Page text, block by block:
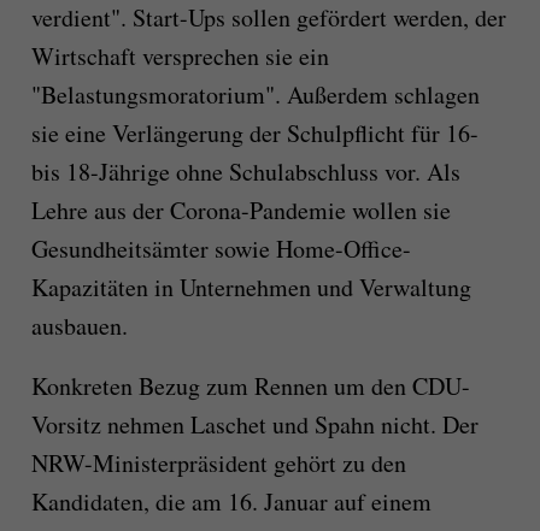
verdient". Start-Ups sollen gefördert werden, der
Wirtschaft versprechen sie ein
"Belastungsmoratorium". Außerdem schlagen
sie eine Verlängerung der Schulpflicht für 16-
bis 18-Jährige ohne Schulabschluss vor. Als
Lehre aus der Corona-Pandemie wollen sie
Gesundheitsämter sowie Home-Office-
Kapazitäten in Unternehmen und Verwaltung
ausbauen.
Konkreten Bezug zum Rennen um den CDU-
Vorsitz nehmen Laschet und Spahn nicht. Der
NRW-Ministerpräsident gehört zu den
Kandidaten, die am 16. Januar auf einem